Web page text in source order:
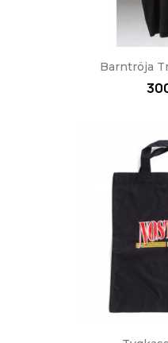
Barntröja